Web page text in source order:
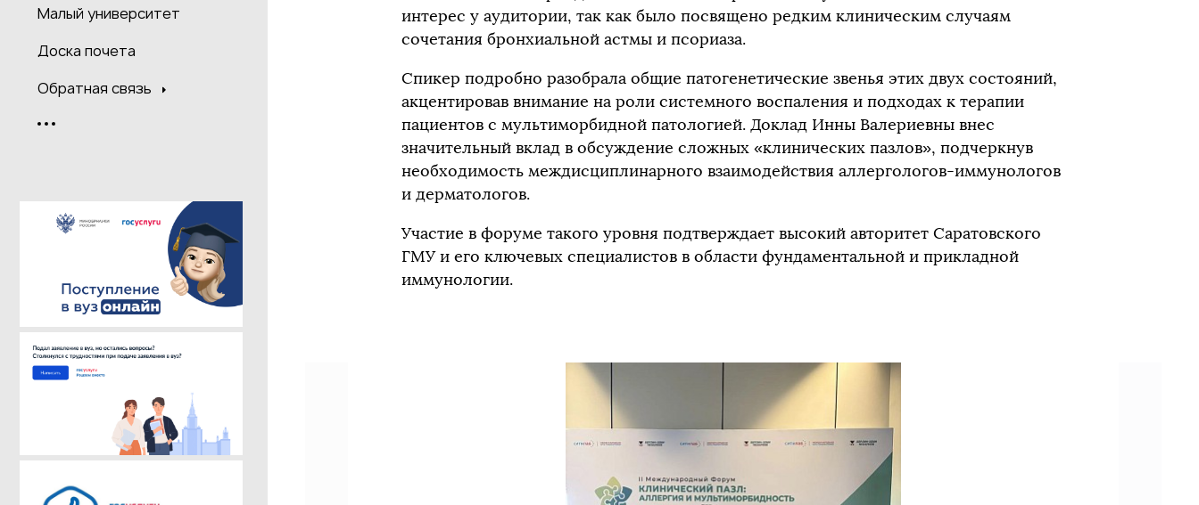
Малый университет
Доска почета
Обратная связь
интерес у аудитории, так как было посвящено редким клиническим случаям
сочетания бронхиальной астмы и псориаза.
Спикер подробно разобрала общие патогенетические звенья этих двух состояний,
акцентировав внимание на роли системного воспаления и подходах к терапии
пациентов с мультиморбидной патологией. Доклад Инны Валериевны внес
значительный вклад в обсуждение сложных «клинических пазлов», подчеркнув
необходимость междисциплинарного взаимодействия аллергологов-иммунологов
и дерматологов.
Участие в форуме такого уровня подтверждает высокий авторитет Саратовского
ГМУ и его ключевых специалистов в области фундаментальной и прикладной
иммунологии.